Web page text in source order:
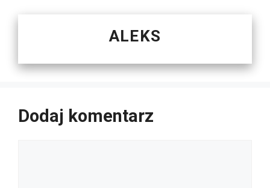
ALEKS
Dodaj komentarz